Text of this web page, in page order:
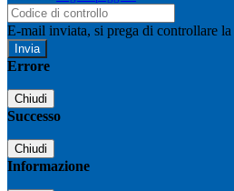
E-mail inviata, si prega di controllare
Errore
Chiudi
Successo
Chiudi
Informazione